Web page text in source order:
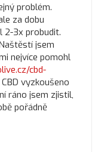
problém.
za dobu
2-3x probudit.
jsem
nejvíce pomohl
cbd-
CBD vyzkoušeno
ráno jsem zjistil,
pořádně